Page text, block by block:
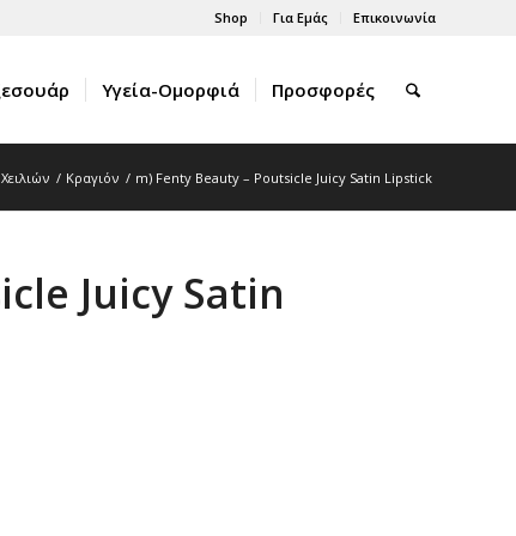
Shop Για Εμάς Επικοινωνία
Υγεία-Ομορφιά Προσφορές
/ Κραγιόν / m) Fenty Beauty – Poutsicle Juicy Satin Lipstick
Juicy Satin